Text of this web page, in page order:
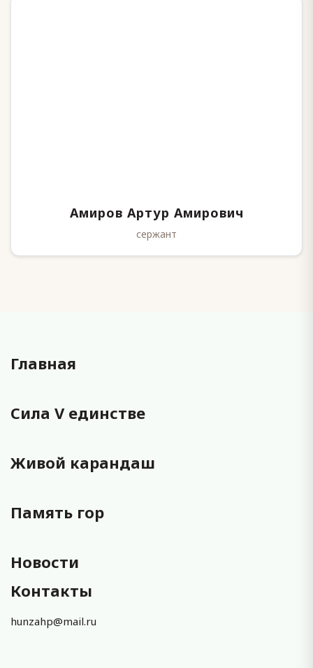
Амиров Артур Амирович
сержант
Главная
Сила V единстве
Живой карандаш
Память гор
Новости
Контакты
hunzahp@mail.ru